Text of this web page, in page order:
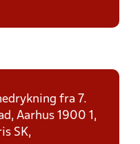
fra 7.
Aarhus 1900 1,
SK,